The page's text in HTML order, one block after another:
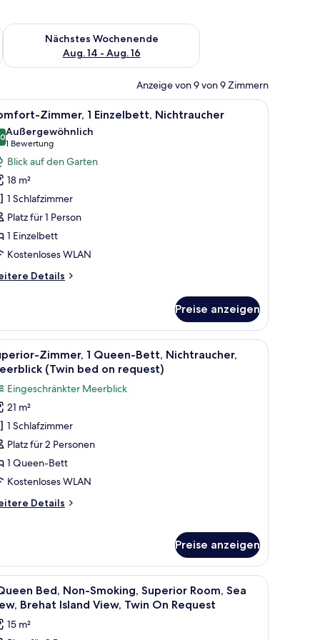
Aug. 7 - Aug. 9.
Nächstes Wochenende
Aug. 14 - Aug. 16
Überprüfe die Verfügbarkeit für nächstes Wochenende, Aug.
Anzeige von 9 von 9 Zimmern
der Wand hängenden Bild.
und Kleiderschrank. Ein modernes Badezimmer mit
5 Zimmer, 1 Einzelbett, Nichtraucher
von 10
Außergewöhnlich
1 Bewertung
(1
Bewertung)
Blick auf den Garten
18 m²
1 Schlafzimmer
Platz für 1 Person
1 Einzelbett
Kostenloses WLAN
Details
Preise anzeigen
mit Lampe, einer Kaffeemaschine und zwei Wand-Fernsehern.
Ein Hotelzimmer mit einem Bett, einem
10
Zimmer, 1 Queen-Bett, Nichtraucher,
(Twin bed on request)
Eingeschränkter Meerblick
21 m²
1 Schlafzimmer
Platz für 2 Personen
1 Queen-Bett
Kostenloses WLAN
Details
Preise anzeigen
Hochwertige Bettwaren, Pillowtop-Betten,
2
Bed, Non-Smoking, Superior Room, Sea
Brehat Island View, Twin On Request
15 m²